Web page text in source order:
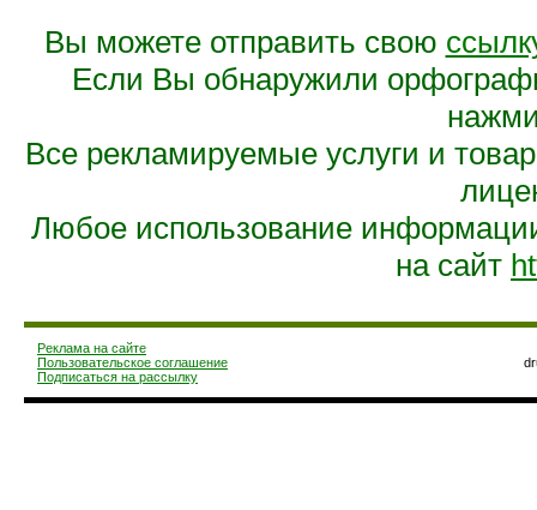
Вы можете отправить свою
Если Вы обнаружили
Все рекламируемые услуги и
Любое использование
на сайт
Реклама на сайте
Пользовательское соглашение
Подписаться на рассылку